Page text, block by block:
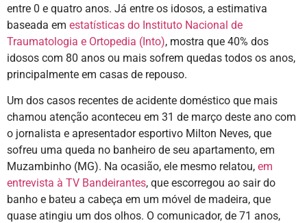
entre 0 e quatro anos. Já entre os idosos, a estimativa
baseada em estatísticas do Instituto Nacional de
Traumatologia e Ortopedia (Into), mostra que 40% dos
idosos com 80 anos ou mais sofrem quedas todos os anos,
principalmente em casas de repouso.
Um dos casos recentes de acidente doméstico que mais
chamou atenção aconteceu em 31 de março deste ano com
o jornalista e apresentador esportivo Milton Neves, que
sofreu uma queda no banheiro de seu apartamento, em
Muzambinho (MG). Na ocasião, ele mesmo relatou, em
entrevista à TV Bandeirantes, que escorregou ao sair do
banho e bateu a cabeça em um móvel de madeira, que
quase atingiu um dos olhos. O comunicador, de 71 anos,